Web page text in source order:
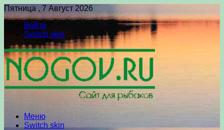
Пятница , 7 Август 2026
Войти
Switch skin
Меню
Switch skin